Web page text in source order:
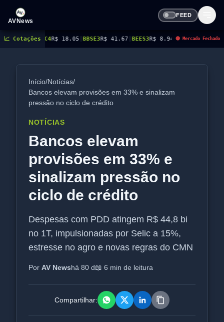
AVNews
FEED
📈 Cotações
|BBSE3R$ 41.67|BEES3R$ 8.94 |BEES4 R$ 9.14| BMGB4R$ 5.51 |BRAP4
🔴 Mercado Fechado
Início/Notícias/
Bancos elevam provisões em 33% e sinalizam
pressão no ciclo de crédito
NOTÍCIAS
Bancos elevam
provisões em 33% e
sinalizam pressão no
ciclo de crédito
Despesas com PDD atingem R$ 44,8 bi
no 1T, impulsionadas por Selic a 15%,
estresse no agro e novas regras do CMN
Por AV Newshá 80 d📖 6 min de leitura
Compartilhar: